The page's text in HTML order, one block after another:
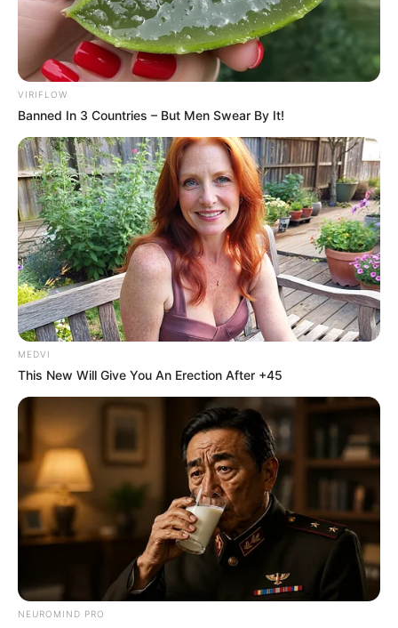
เคล็ดลับเสริมดวงประจำวัน
นักเขียน
กองบรรณาธิการ
เนื้อหาที่ได้รับการโปรโมต
VIRIFLOW
Banned In 3 Countries – But Men Swear By It!
MEDVI
This New Will Give You An Erection After +45
NEUROMIND PRO